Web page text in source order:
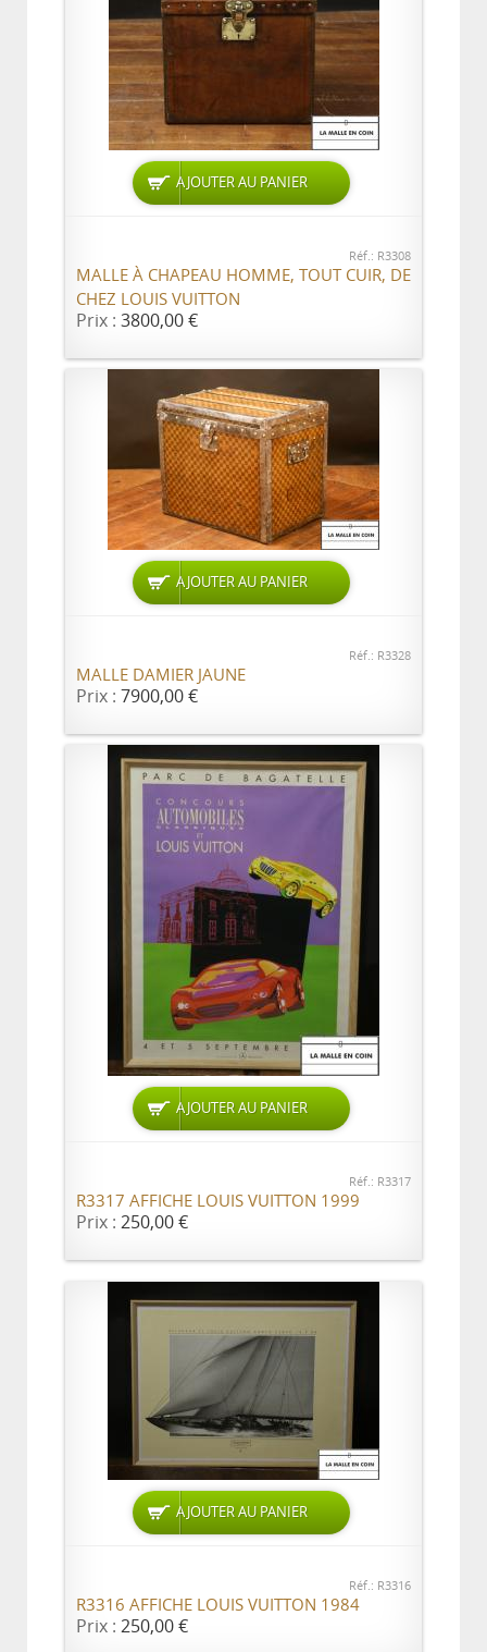
AJOUTER AU PANIER
Réf.: R3308
MALLE À CHAPEAU HOMME, TOUT CUIR, DE
CHEZ LOUIS VUITTON
Prix : 3800,00 €
AJOUTER AU PANIER
Réf.: R3328
MALLE DAMIER JAUNE
Prix : 7900,00 €
AJOUTER AU PANIER
Réf.: R3317
R3317 AFFICHE LOUIS VUITTON 1999
Prix : 250,00 €
AJOUTER AU PANIER
Réf.: R3316
R3316 AFFICHE LOUIS VUITTON 1984
Prix : 250,00 €